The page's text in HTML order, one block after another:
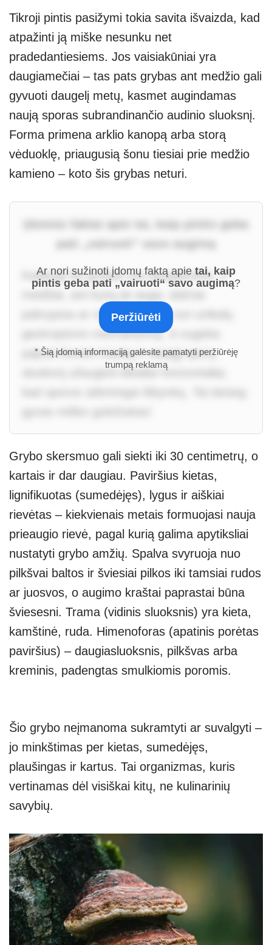
Tikroji pintis pasižymi tokia savita išvaizda, kad
atpažinti ją miške nesunku net
pradedantiesiems. Jos vaisiakūniai yra
daugiamečiai – tas pats grybas ant medžio gali
gyvuoti daugelį metų, kasmet augindamas
naują sporas subrandinančio audinio sluoksnį.
Forma primena arklio kanopą arba storą
vėduoklę, priaugusią šonu tiesiai prie medžio
kamieno – koto šis grybas neturi.
Įdomūs faktai apie tai, kaip pintis geba
pati „vairuoti“ savo augimą
Kadangi šis grybas yra daugiametis, o
pakrypsta ar nuvirsta, pintis turi unikalų
geotropizmo mechanizmą. Ji sugeba
pajusti žemės trauką ir naująjį sporų
sluoksnį užauginti idealiai horizontaliai,
Ar nori sužinoti įdomų faktą apie tai, kaip
pintis geba pati „vairuoti“ savo augimą?
Peržiūrėti
* Šią įdomią informaciją galėsite pamatyti peržiūrėję
trumpą reklamą
Grybo skersmuo gali siekti iki 30 centimetrų, o
kartais ir dar daugiau. Paviršius kietas,
lignifikuotas (sumedėjęs), lygus ir aiškiai
rievėtas – kiekvienais metais formuojasi nauja
prieaugio rievė, pagal kurią galima apytiksliai
nustatyti grybo amžių. Spalva svyruoja nuo
pilkšvai baltos ir šviesiai pilkos iki tamsiai rudos
ar juosvos, o augimo kraštai paprastai būna
šviesesni. Trama (vidinis sluoksnis) yra kieta,
kamštinė, ruda. Himenoforas (apatinis porėtas
paviršius) – daugiasluoksnis, pilkšvas arba
kreminis, padengtas smulkiomis poromis.
Šio grybo neįmanoma sukramtyti ar suvalgyti –
jo minkštimas per kietas, sumedėjęs,
plaušingas ir kartus. Tai organizmas, kuris
vertinamas dėl visiškai kitų, ne kulinarinių
savybių.